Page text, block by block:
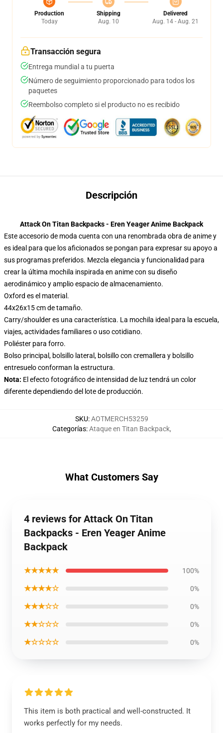
Production
Today
Shipping
Aug. 10
Delivered
Aug. 14 - Aug. 21
Transacción segura
Entrega mundial a tu puerta
Número de seguimiento proporcionado para todos los
paquetes
Reembolso completo si el producto no es recibido
Descripción
Attack On Titan Backpacks - Eren Yeager Anime Backpack
Este accesorio de moda cuenta con una renombrada obra de anime y
es ideal para que los aficionados se pongan para expresar su apoyo a
sus programas preferidos. Mezcla elegancia y funcionalidad para
crear la última mochila inspirada en anime con su diseño
aerodinámico y amplio espacio de almacenamiento.
Oxford es el material.
44x26x15 cm de tamaño.
Carry/shoulder es una característica. La mochila ideal para la escuela,
viajes, actividades familiares o uso cotidiano.
Poliéster para forro.
Bolso principal, bolsillo lateral, bolsillo con cremallera y bolsillo
entresuelo conforman la estructura.
Nota: El efecto fotográfico de intensidad de luz tendrá un color
diferente dependiendo del lote de producción.
SKU:AOTMERCH53259
Categorías:Ataque en Titan Backpack,
What Customers Say
4 reviews for Attack On Titan
Backpacks - Eren Yeager Anime
Backpack
★★★★★ 100%
★★★★☆ 0%
★★★☆☆ 0%
★★☆☆☆ 0%
★☆☆☆☆ 0%
This item is both practical and well-constructed. It
works perfectly for my needs.